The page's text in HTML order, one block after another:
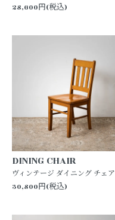
28,600円(税込)
DINING CHAIR
ヴィンテージ ダイニング チェア
30,800円(税込)